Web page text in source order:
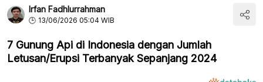
Irfan Fadhlurrahman
13/06/2026 05:04 WIB
7 Gunung Api di Indonesia dengan Jumlah
Letusan/Erupsi Terbanyak Sepanjang 2024